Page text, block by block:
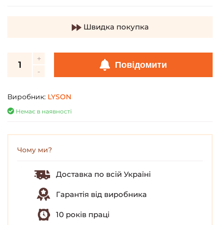
Швидка покупка
Повідомити
Виробник: LYSON
Немає в наявності
Чому ми?
Доставка по всій Україні
Гарантія від виробника
10 років праці